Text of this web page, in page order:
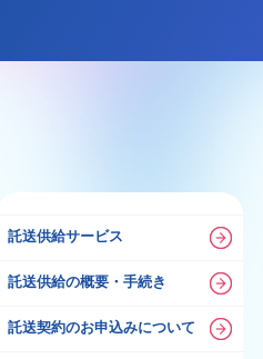
託送供給サービス
託送供給の概要・手続き
託送契約のお申込みについて